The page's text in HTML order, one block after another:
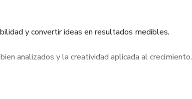
y convertir ideas en resultados medibles.
analizados y la creatividad aplicada al crecimiento.
y construir confianza a largo plazo.